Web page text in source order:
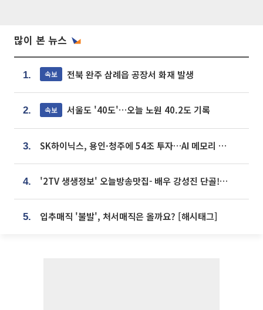
많이 본 뉴스
1. 속보 전북 완주 삼례읍 공장서 화재 발생
2. 속보 서울도 '40도'…오늘 노원 40.2도 기록
3. SK하이닉스, 용인·청주에 54조 투자…AI 메모리 생산기지 키운다
4. '2TV 생생정보' 오늘방송맛집- 배우 강성진 단골! 쌀국수ㆍ푸팟퐁 커리 맛집 '블○○○'
5. 입추매직 '불발', 처서매직은 올까요? [해시태그]